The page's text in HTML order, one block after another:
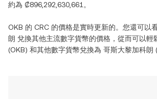
約為 ₡896,292,630,661 。
OKB 的 CRC 的價格是實時更新的。您還可以
朗 兌換其他主流數字貨幣的價格，從而可以輕
(OKB) 和其他數字貨幣兌換為 哥斯大黎加科朗 (